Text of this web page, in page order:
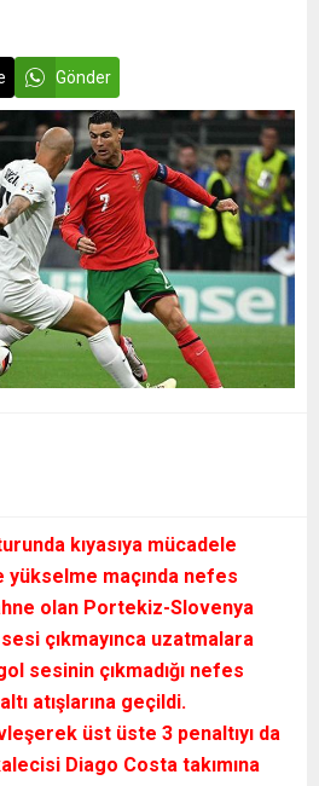
Gönder
kıyasıya mücadele
maçında nefes
olan Portekiz-Slovenya
çıkmayınca uzatmalara
sesinin çıkmadığı nefes
atışlarına geçildi.
üst üste 3 penaltıyı da
Diago Costa takımına